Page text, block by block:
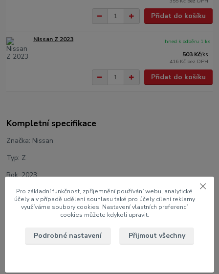
Přidat do košíku
Nissan Z 2023
503 Kč/ks
416 Kč bez DPH
Ihned k odběru 1 ks
Přidat do košíku
Kompletní specifikace
Značka: Nissan
Typ: Z
Rok: 2023
Výrobce modelu: Maisto
Měřítko: 1:24
Barva: Modrá
Pro základní funkčnost, zpříjemnění používání webu, analytické
účely a v případě udělení souhlasu také pro účely cílení reklamy
využíváme soubory cookies. Nastavení vlastních preferencí
cookies můžete kdykoli upravit.
Podrobné nastavení Přijmout všechny